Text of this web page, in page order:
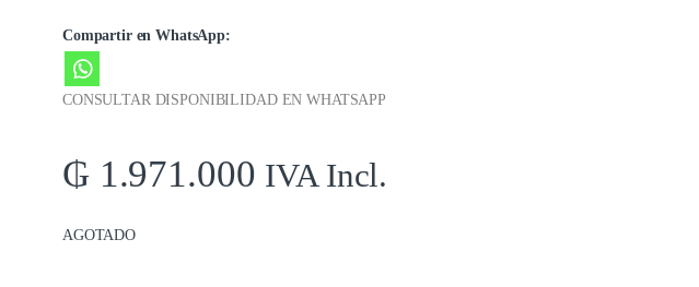
Compartir en WhatsApp:
CONSULTAR DISPONIBILIDAD EN WHATSAPP
₲1.971.000 IVA Incl.
AGOTADO